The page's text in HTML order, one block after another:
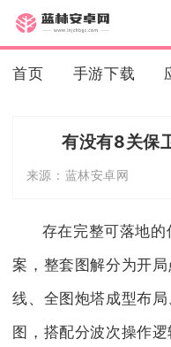
首页 手游下载
有没有8关保
来源： 蓝林安卓网
存在完整可落地
案，整套图解分为开
线、全图炮塔成型布
图，搭配分波次操作